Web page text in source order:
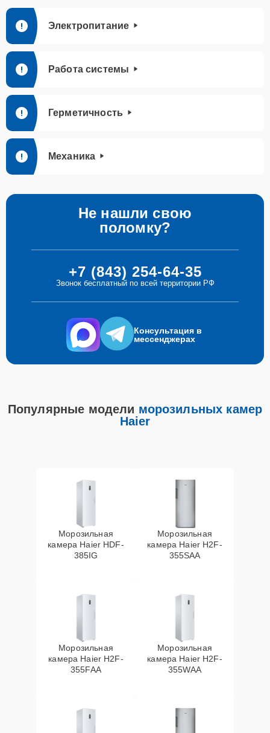
Электропитание
Работа системы
Герметичность
Механика
Не нашли свою
поломку?
+7 (843) 254-64-35
Звонок бесплатный по всей территории РФ
Консультация в
мессенджерах
Популярные модели морозильных камер
Haier
Морозильная
камера Haier HDF-
385IG
Морозильная
камера Haier H2F-
355SAA
Морозильная
камера Haier H2F-
355FAA
Морозильная
камера Haier H2F-
355WAA